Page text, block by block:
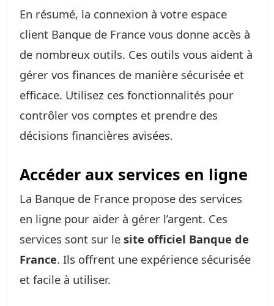
En résumé, la connexion à votre espace
client Banque de France vous donne accès à
de nombreux outils. Ces outils vous aident à
gérer vos finances de manière sécurisée et
efficace. Utilisez ces fonctionnalités pour
contrôler vos comptes et prendre des
décisions financières avisées.
Accéder aux services en ligne
La Banque de France propose des services
en ligne pour aider à gérer l’argent. Ces
services sont sur le site officiel Banque de
France. Ils offrent une expérience sécurisée
et facile à utiliser.